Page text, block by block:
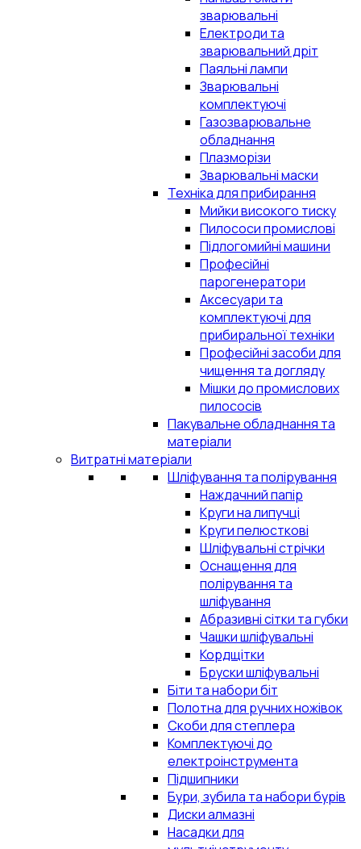
зварювальні
Електроди та
зварювальний дріт
Паяльні лампи
Зварювальні
комплектуючі
Газозварювальне
обладнання
Плазморізи
Зварювальні маски
Техніка для прибирання
Мийки високого тиску
Пилососи промислові
Підлогомийні машини
Професійні
парогенератори
Аксесуари та
комплектуючі для
прибиральної техніки
Професійні засоби для
чищення та догляду
Мішки до промислових
пилососів
Пакувальне обладнання та
матеріали
Витратні матеріали
Шліфування та полірування
Наждачний папір
Круги на липучці
Круги пелюсткові
Шліфувальні стрічки
Оснащення для
полірування та
шліфування
Абразивні сітки та губки
Чашки шліфувальні
Кордщітки
Бруски шліфувальні
Біти та набори біт
Полотна для ручних ножівок
Скоби для степлера
Комплектуючі до
електроінструмента
Підшипники
Бури, зубила та набори бурів
Диски алмазні
Насадки для